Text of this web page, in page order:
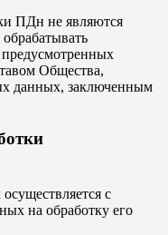
ПДн не являются
Общества,
данных, заключенным
с
на обработку его